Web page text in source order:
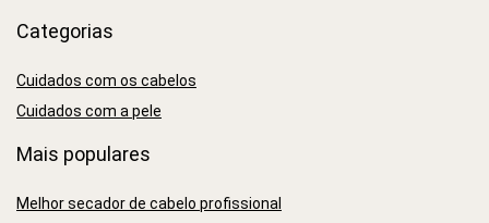
Categorias
Cuidados com os cabelos
Cuidados com a pele
Mais populares
Melhor secador de cabelo profissional